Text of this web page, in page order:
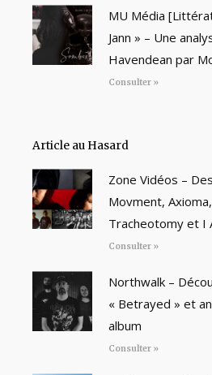
MU Média
Jann » – Une
Havendean par
Consulter »
Article au Hasard
Zone Vidéos –
Movment,
Tracheotomy et I
Consulter »
Northwalk –
« Betrayed » et
album
Consulter »